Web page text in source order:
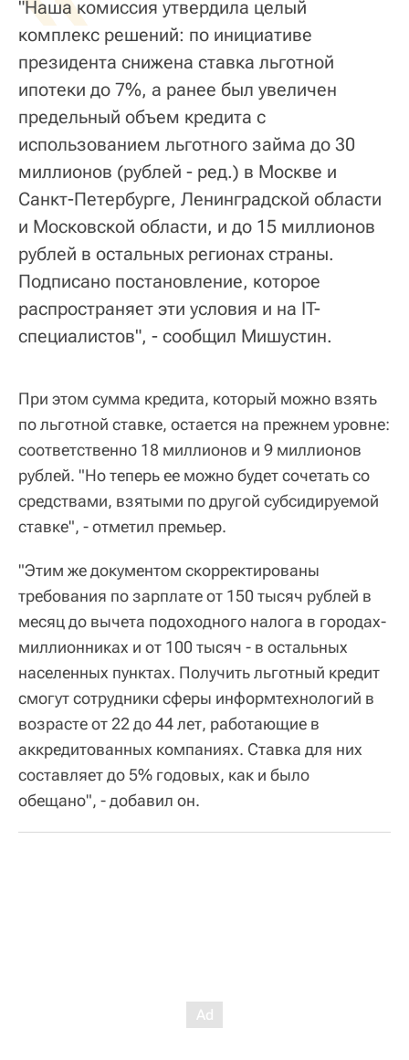
"Наша комиссия утвердила целый
комплекс решений: по инициативе
президента снижена ставка льготной
ипотеки до 7%, а ранее был увеличен
предельный объем кредита с
использованием льготного займа до 30
миллионов (рублей - ред.) в Москве и
Санкт-Петербурге, Ленинградской области
и Московской области, и до 15 миллионов
рублей в остальных регионах страны.
Подписано постановление, которое
распространяет эти условия и на IT-
специалистов", - сообщил Мишустин.
При этом сумма кредита, который можно взять
по льготной ставке, остается на прежнем уровне:
соответственно 18 миллионов и 9 миллионов
рублей. "Но теперь ее можно будет сочетать со
средствами, взятыми по другой субсидируемой
ставке", - отметил премьер.
"Этим же документом скорректированы
требования по зарплате от 150 тысяч рублей в
месяц до вычета подоходного налога в городах-
миллионниках и от 100 тысяч - в остальных
населенных пунктах. Получить льготный кредит
смогут сотрудники сферы информтехнологий в
возрасте от 22 до 44 лет, работающие в
аккредитованных компаниях. Ставка для них
составляет до 5% годовых, как и было
обещано", - добавил он.